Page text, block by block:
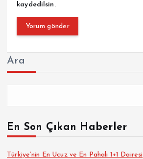
kaydedilsin.
Ara
En Son Çıkan Haberler
Türkiye’nin En Ucuz ve En Pahalı 1+1 Dairesi